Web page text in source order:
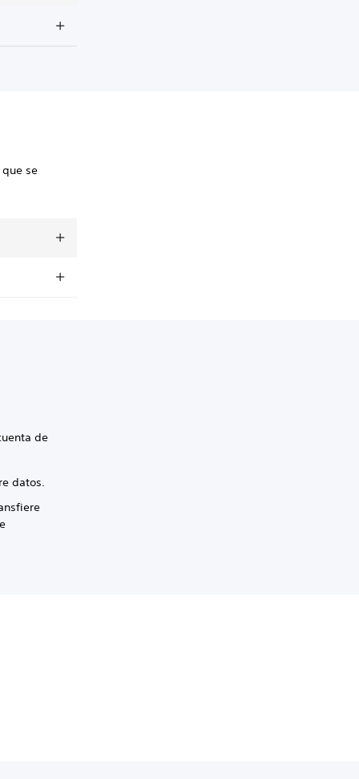
se
de
datos.